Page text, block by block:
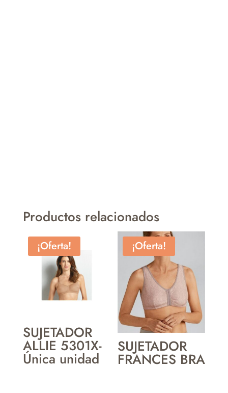
Productos relacionados
¡Oferta!
SUJETADOR
ALLIE 5301X-
Única unidad
¡Oferta!
SUJETADOR
FRANCES BRA